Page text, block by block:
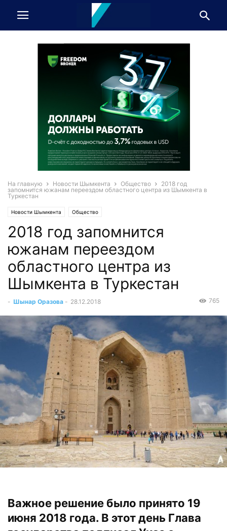
На главную Новости Шымкента Общество
2018 год
запомнится южанам переездом областного центра из Шымкента в
Туркестан
Новости Шымкента Общество
2018 год запомнится
южанам переездом
областного центра из
Шымкента в Туркестан
- Шынар Оразова - 28.12.2018 765
Важное решение было принято 19
июня 2018 года. В этот день Глава